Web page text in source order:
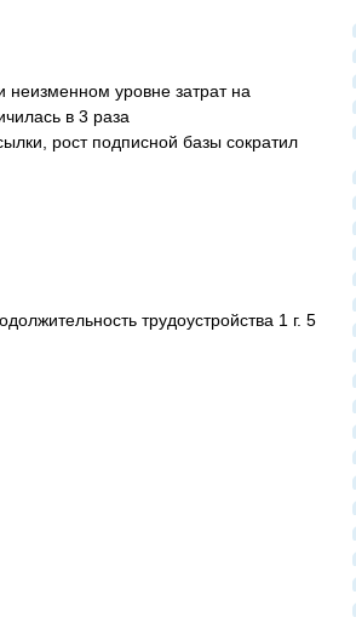
уровне затрат на
в 3 раза
рост подписной базы сократил
трудоустройства 1 г. 5